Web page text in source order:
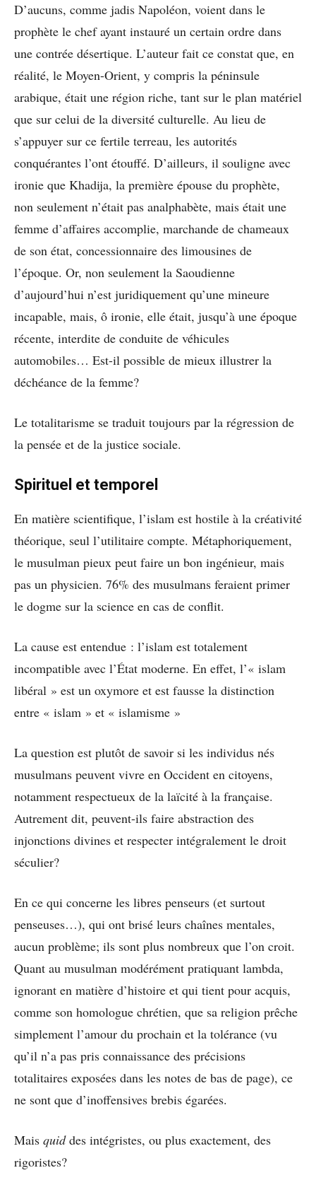
D’aucuns, comme jadis Napoléon, voient dans le
prophète le chef ayant instauré un certain ordre dans
une contrée désertique. L’auteur fait ce constat que, en
réalité, le Moyen-Orient, y compris la péninsule
arabique, était une région riche, tant sur le plan matériel
que sur celui de la diversité culturelle. Au lieu de
s’appuyer sur ce fertile terreau, les autorités
conquérantes l’ont étouffé. D’ailleurs, il souligne avec
ironie que Khadija, la première épouse du prophète,
non seulement n’était pas analphabète, mais était une
femme d’affaires accomplie, marchande de chameaux
de son état, concessionnaire des limousines de
l’époque. Or, non seulement la Saoudienne
d’aujourd’hui n’est juridiquement qu’une mineure
incapable, mais, ô ironie, elle était, jusqu’à une époque
récente, interdite de conduite de véhicules
automobiles… Est-il possible de mieux illustrer la
déchéance de la femme?
Le totalitarisme se traduit toujours par la régression de
la pensée et de la justice sociale.
Spirituel et temporel
En matière scientifique, l’islam est hostile à la créativité
théorique, seul l’utilitaire compte. Métaphoriquement,
le musulman pieux peut faire un bon ingénieur, mais
pas un physicien. 76% des musulmans feraient primer
le dogme sur la science en cas de conflit.
La cause est entendue : l’islam est totalement
incompatible avec l’État moderne. En effet, l’« islam
libéral » est un oxymore et est fausse la distinction
entre « islam » et « islamisme »
La question est plutôt de savoir si les individus nés
musulmans peuvent vivre en Occident en citoyens,
notamment respectueux de la laïcité à la française.
Autrement dit, peuvent-ils faire abstraction des
injonctions divines et respecter intégralement le droit
séculier?
En ce qui concerne les libres penseurs (et surtout
penseuses…), qui ont brisé leurs chaînes mentales,
aucun problème; ils sont plus nombreux que l’on croit.
Quant au musulman modérément pratiquant lambda,
ignorant en matière d’histoire et qui tient pour acquis,
comme son homologue chrétien, que sa religion prêche
simplement l’amour du prochain et la tolérance (vu
qu’il n’a pas pris connaissance des précisions
totalitaires exposées dans les notes de bas de page), ce
ne sont que d’inoffensives brebis égarées.
Mais quiddes intégristes, ou plus exactement, des
rigoristes?